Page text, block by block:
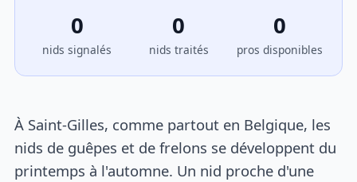
0
nids signalés
0
nids traités
0
pros disponibles
À Saint-Gilles, comme partout en Belgique, les
nids de guêpes et de frelons se développent du
printemps à l'automne. Un nid proche d'une